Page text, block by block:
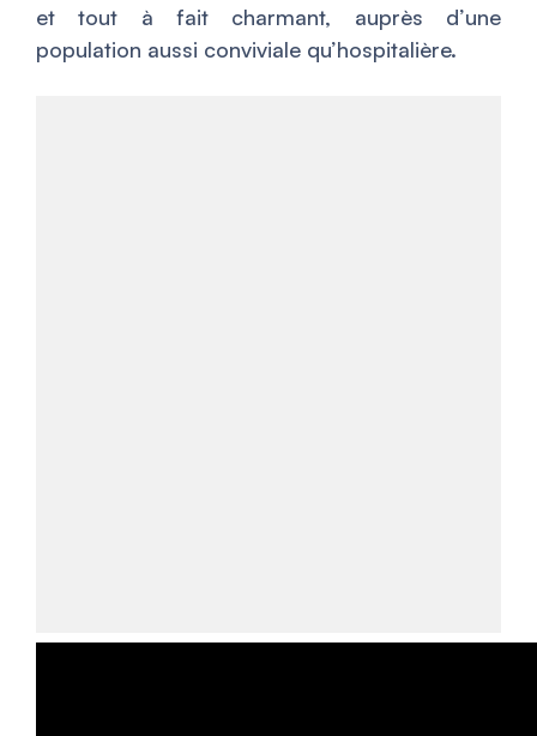
et tout à fait charmant, auprès d’une
population aussi conviviale qu’hospitalière.